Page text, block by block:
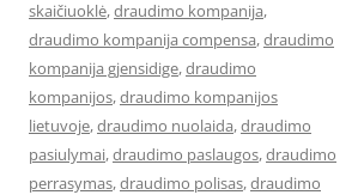
skaičiuoklė,draudimo kompanija,
draudimo kompanija compensa,draudimo
kompanija gjensidige,draudimo
kompanijos,draudimo kompanijos
lietuvoje,draudimo nuolaida,draudimo
pasiulymai,draudimo paslaugos,draudimo
perrasymas,draudimo polisas,draudimo